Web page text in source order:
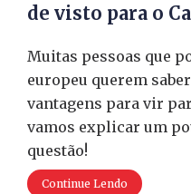
de visto para o
Muitas pessoas que
europeu querem
vantagens para vir
vamos explicar um
questão!
Continue Lendo